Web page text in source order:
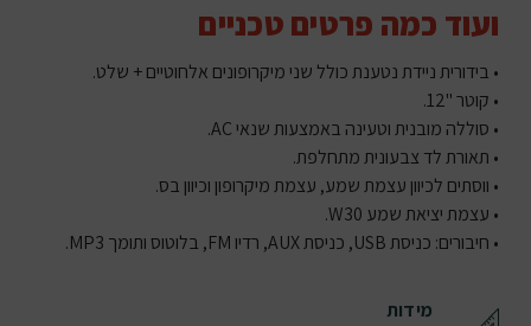
ועוד כמה פרטים טכניים
• בידורית ניידת נטענת כולל שני מיקרופונים אלחוטיים + שלט.
• קוטר "12.
• סוללה מובנית וטעינה באמצעות שנאי AC.
• תאורת לד צבעונית מתחלפת.
• ווסתים לכיוון עצמת שמע, עצמת מיקרופון וכיוון בס.
• עצמת יציאת שמע W30.
• חיבורים: כניסת USB, כניסת AUX, רדיו FM, בלוטוס ותומך MP3.
מידות